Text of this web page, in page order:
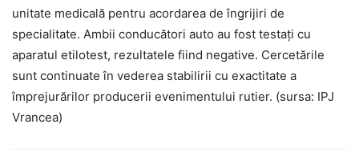
unitate medicală pentru acordarea de îngrijiri de
specialitate. Ambii conducători auto au fost testați cu
aparatul etilotest, rezultatele fiind negative. Cercetările
sunt continuate în vederea stabilirii cu exactitate a
împrejurărilor producerii evenimentului rutier. (sursa: IPJ
Vrancea)